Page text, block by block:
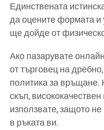
Единствената
да оцените формата
ще дойде от
Ако пазарувате
от търговец на
политика за връщане.
скъп,
използвате, защото
в ръката ви.